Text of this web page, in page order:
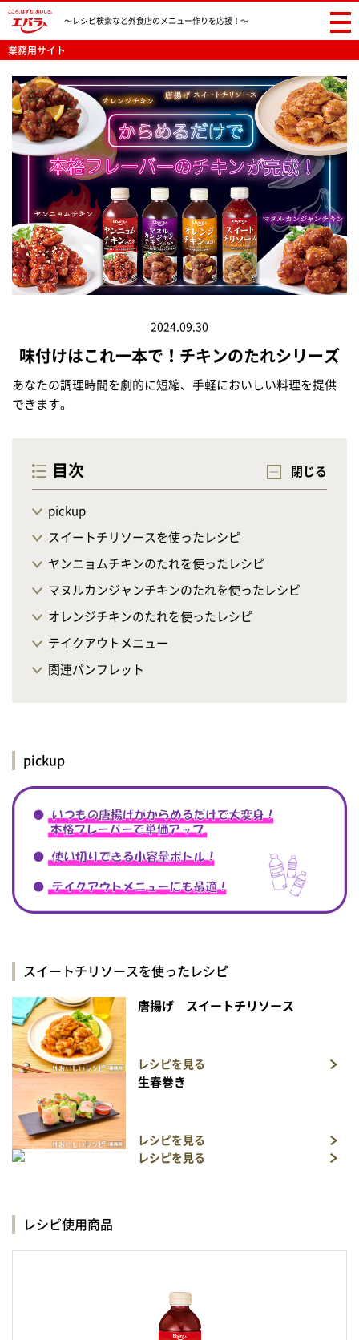
〜レシピ検索など外食店のメニュー作りを応援！〜
業務用サイト
2024.09.30
味付けはこれ一本で！チキンのたれシリーズ
あなたの調理時間を劇的に短縮、手軽においしい料理を提供
できます。
目次 閉じる
pickup
スイートチリソースを使ったレシピ
ヤンニョムチキンのたれを使ったレシピ
マヌルカンジャンチキンのたれを使ったレシピ
オレンジチキンのたれを使ったレシピ
テイクアウトメニュー
関連パンフレット
pickup
スイートチリソースを使ったレシピ
唐揚げ スイートチリソース
レシピを見る
生春巻き
レシピを見る
レシピを見る
レシピ使用商品